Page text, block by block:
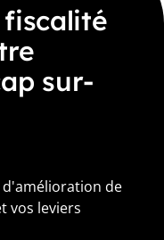
sur-
de
vos leviers